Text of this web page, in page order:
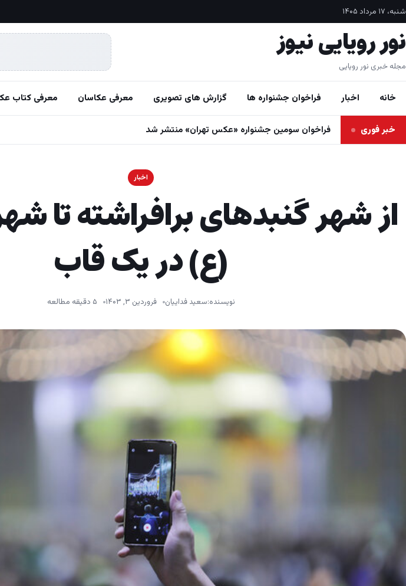
رفتن به محتوا
شنبه، ۱۷ مرداد ۱۴۰۵
نور رویایی نیوز
مجله خبری نور رویایی
خانه اخبار فراخوان جشنواره ها گزارش های تصویری معرفی عکاسان معرفی کتاب
خبر فوری فراخوان سومین جشنواره «عکس تهران» منتشر شد
اخبار
از شهر گنبدهای برافراشته تا
(ع) در یک قاب
نویسنده:سعید فداییان فروردین ۳, ۱۴۰۳ ۵ دقیقه مطالعه